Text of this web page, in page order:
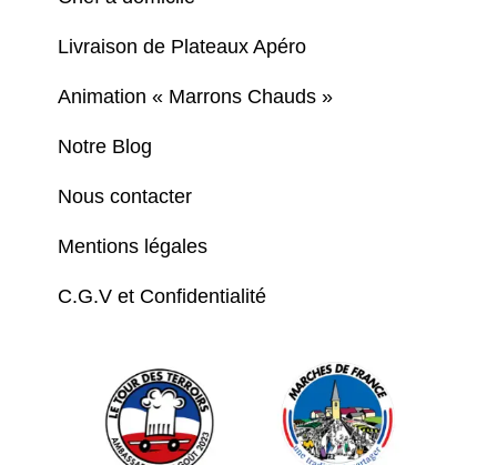
Livraison de Plateaux Apéro
Animation « Marrons Chauds »
Notre Blog
Nous contacter
Mentions légales
C.G.V et Confidentialité